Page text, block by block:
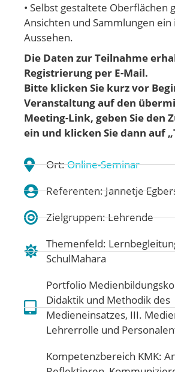
• Selbst gestaltete Oberflächen
Ansichten und Sammlungen
Aussehen.
Die Daten zur Teilnahme
Registrierung per E-Mail.
Bitte klicken Sie kurz vor
Veranstaltung auf den
Meeting-Link, geben Sie den
ein und klicken Sie dann auf
Ort:Online-Seminar
Referenten: Jannetje
Zielgruppen: Lehrende
Themenfeld:
SchulMahara
Portfolio
Didaktik und Methodik des
Medieneinsatzes, III.
Lehrerrolle und
Kompetenzbereich KMK: